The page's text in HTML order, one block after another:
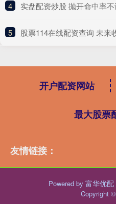
4 实盘配资炒股 抛开命中率不谈如何
5 股票114在线配资查询 未来收水稻会像
开户配资网站
最大股票
友情链接：
Powered by 富华优配
Copyright